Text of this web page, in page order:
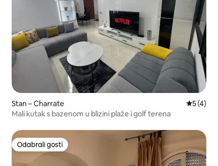
Stan – Charrate
5 (4)
Mali kutak s bazenom u blizini plaže i golf terena
Odabrali gosti
Odabrali gosti